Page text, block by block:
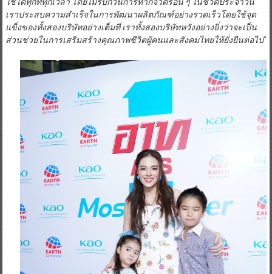
ใช้ได้ทุกที่ทุกเวลา โดยไม่รบกวนการทำกิจวัตรอื่น ๆ ในชีวิตประจำวัน
เราประสบความสําเร็จในการพัฒนาผลิตภัณฑ์อย่างรวดเร็วโดยใช้จุด
แข็งของทั้งสองบริษัทอย่างเต็มที่ เราทั้งสองบริษัทหวังอย่างยิ่งว่าจะเป็น
ส่วนช่วยในการเสริมสร้างคุณภาพชีวิตผู้คนและสังคมไทยให้ยั่งยืนต่อไป”